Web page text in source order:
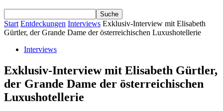
Start Entdeckungen Interviews Exklusiv-Interview mit Elisabeth
Gürtler, der Grande Dame der österreichischen Luxushotellerie
Interviews
Exklusiv-Interview mit Elisabeth Gürtler,
der Grande Dame der österreichischen
Luxushotellerie